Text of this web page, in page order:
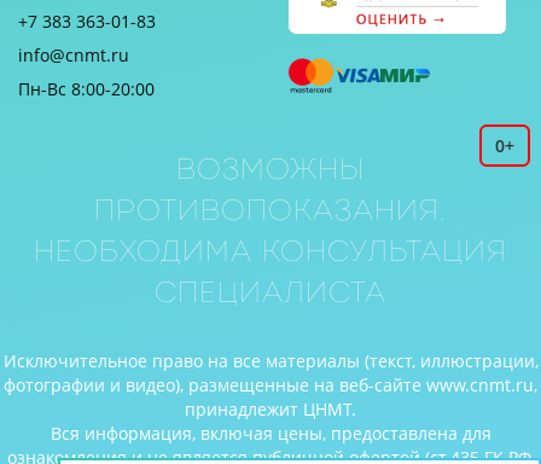
+7 383 363-01-83
info@cnmt.ru
Пн-Вс 8:00-20:00
0+
Возможны
противопоказания.
Необходима консультация
специалиста
Исключительное право на все материалы (текст, иллюстрации,
фотографии и видео), размещенные на веб-сайте www.cnmt.ru,
принадлежит ЦНМТ.
Вся информация, включая цены, предоставлена для
ознакомления и не является публичной офертой (ст.435 ГК РФ,